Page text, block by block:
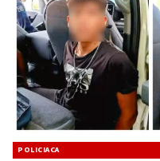
POLICIACA